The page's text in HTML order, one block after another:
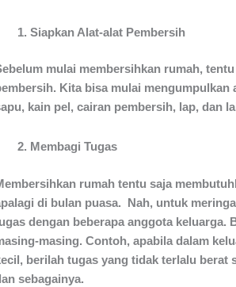
Siapkan Alat-alat Pembersih
mulai membersihkan rumah,
Kita bisa mulai mengumpulkan
kain pel, cairan pembersih, lap, dan
Membagi Tugas
rumah tentu saja
di bulan puasa. Nah, untuk
dengan beberapa anggota keluarga.
masing. Contoh, apabila dalam
berilah tugas yang tidak terlalu berat
sebagainya.